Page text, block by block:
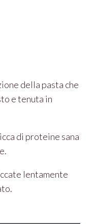
della pasta che
e tenuta in
di proteine sana
lentamente